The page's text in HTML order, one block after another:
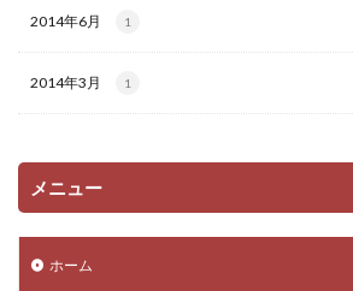
2014年6月 1
2014年3月 1
メニュー
ホーム